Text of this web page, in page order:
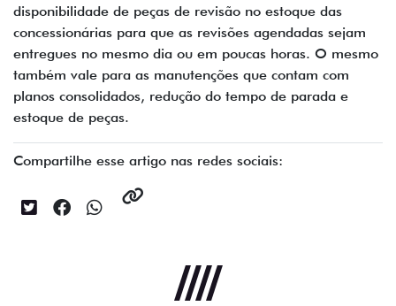
disponibilidade de peças de revisão no estoque das
concessionárias para que as revisões agendadas sejam
entregues no mesmo dia ou em poucas horas. O mesmo
também vale para as manutenções que contam com
planos consolidados, redução do tempo de parada e
estoque de peças.
Compartilhe esse artigo nas redes sociais: